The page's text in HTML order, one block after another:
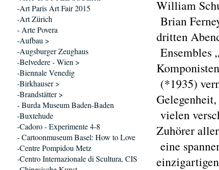
William
Brian
dritten
Ensembles
(*1935)
vielen
Zuhörer
eine
-Art Paris Art Fair 2015
-Art Zürich
- Arte Povera
-Aufbau >
-Augsburger Zeughaus
-Belvedere - Wien >
-Biennale Venedig
-Birkhauser >
-Brandstätter >
- Burda Museum Baden-Baden
-Buxtehude
-Cadoro - Experimente 4-8
- Cartoonmuseum Basel: How to Love
-Centre Pompidou Metz
-Centro Internazionale di Scultura, CIS